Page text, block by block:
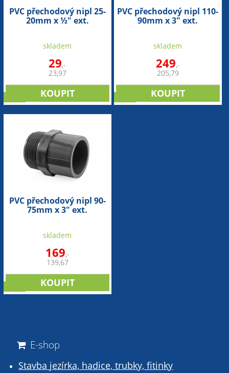
PVC přechodový nipl 25-
20mm x ½" ext.
skladem
29,-
23,97
PVC přechodový nipl 110-
90mm x 3" ext.
skladem
249,-
205,79
PVC přechodový nipl 90-
75mm x 3" ext.
skladem
169,-
139,67
E-shop
Stavba jezírka, hadice, trubky, fitinky